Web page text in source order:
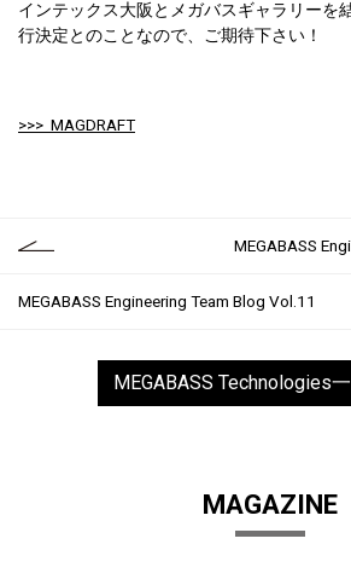
インテックス大阪とメガバスギャラリーを
行決定とのことなので、ご期待下さい！
>>> MAGDRAFT
MEGABASS
MEGABASS Engineering Team Blog Vol.11
MEGABASS Technologies
MAGAZINE